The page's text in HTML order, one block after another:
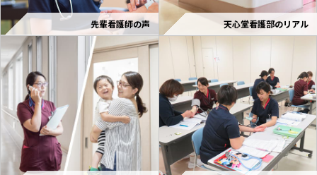
先輩看護師の声 天心堂看護部のリアル